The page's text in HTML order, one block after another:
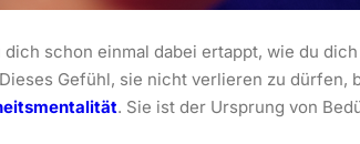
dich schon einmal dabei ertappt, wie du
Gefühl, sie nicht verlieren zu dürfen,
. Sie ist der Ursprung von